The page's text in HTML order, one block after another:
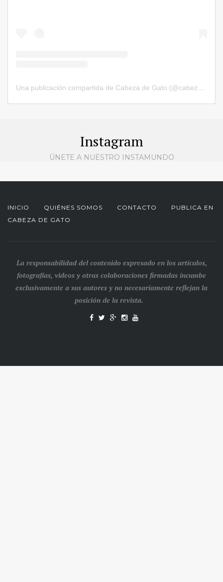
Una publicación compartida de Cabeza de Gato (@cabezadegatorevista)
Instagram
ÚNETE A NUESTRO INSTAMUNDO
INICIO QUIÉNES SOMOS CONTACTO
PUBLICA EN
CABEZA DE GATO
La responsabilidad del contenido expresado en los artículos,
fotografías, videos y otras colaboraciones firmadas incumbe
exclusivamente a sus autores y no necesariamente reflejan la
posición de la revista.